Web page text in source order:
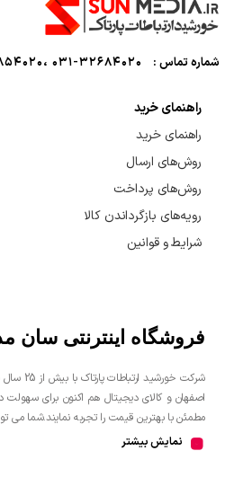
شماره تماس : 32684020-031 ،88854020-021
راهنمای خرید
راهنمای خرید
روش‌های ارسال
روش‌های پرداخت
رویه‌های بازگرداندن کالا
شرایط و قوانین
فروشگاه اینترنتی سان
شرکت
اصفهان و کالای دیجیتال هم اکنون برای سهولت
مطمئن با بهترین قیمت را تجربه نمایند.شما
اینترنتی اقدام نمائید.
نمایش بیشتر